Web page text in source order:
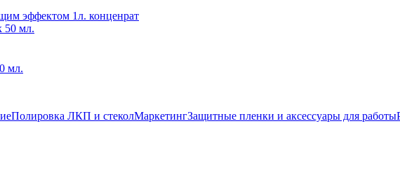
эффектом 1л. конценрат
мл.
Полировка ЛКП и стеколМаркетингЗащитные пленки и аксессуары для работы